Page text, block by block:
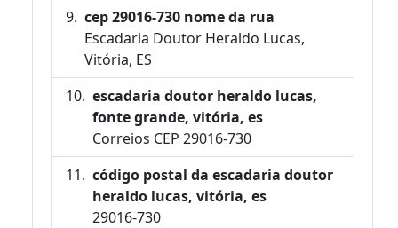
cep 29016-730 nome da rua
Escadaria Doutor Heraldo Lucas,
Vitória, ES
escadaria doutor heraldo lucas,
fonte grande, vitória, es
Correios CEP 29016-730
código postal da escadaria doutor
heraldo lucas, vitória, es
29016-730